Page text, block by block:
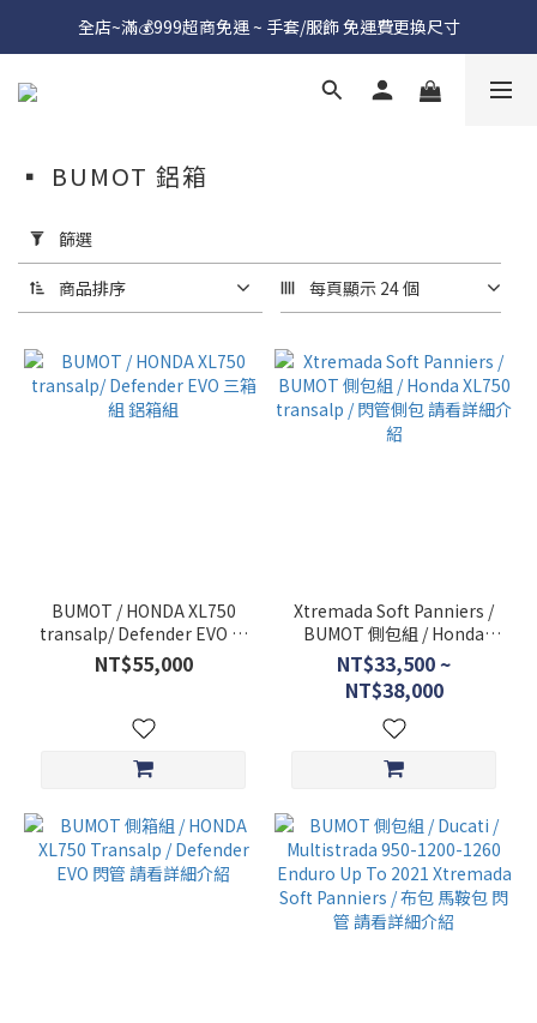
全店~滿💰999超商免運 ~ 手套/服飾 免運費更換尺寸
用
篩
選
(0/20)
價格
(NT$)
▪︎ BUMOT 鋁箱
篩選
商品排序 每頁顯示 24 個
BUMOT / HONDA XL750
transalp/ Defender EVO 三
箱組 鋁箱組
NT$55,000
Xtremada Soft Panniers /
BUMOT 側包組 / Honda
XL750 transalp / 閃管側包
請看詳細介紹
NT$33,500 ~
NT$38,000